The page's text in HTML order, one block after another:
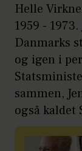
Helle
1959 -
Danmarks
og igen i
sammen,
også kaldet